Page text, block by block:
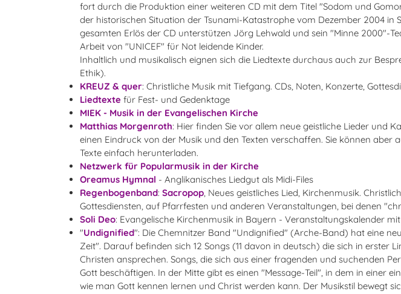
fort durch die Produktion einer weiteren CD mit dem Titel "Sodom und
der historischen Situation der Tsunami-Katastrophe vom Dezember 2004 in
gesamten Erlös der CD unterstützen Jörg Lehwald und sein "Minne 2000"-
Arbeit von "UNICEF" für Not leidende Kinder.
Inhaltlich und musikalisch eignen sich die Liedtexte durchaus auch zur
Ethik).
KREUZ & quer: Christliche Musik mit Tiefgang. CDs, Noten, Konzerte,
Liedtexte für Fest- und Gedenktage
MIEK - Musik in der Evangelischen Kirche
Matthias Morgenroth: Hier finden Sie vor allem neue geistliche Lieder und
einen Eindruck von der Musik und den Texten verschaffen. Sie können
Texte einfach herunterladen.
Netzwerk für Popularmusik in der Kirche
Oreamus Hymnal - Anglikanisches Liedgut als Midi-Files
Regenbogenband: Sacropop, Neues geistliches Lied, Kirchenmusik.
Gottesdiensten, auf Pfarrfesten und anderen Veranstaltungen, bei denen
Soli Deo: Evangelische Kirchenmusik in Bayern - Veranstaltungskalender
"Undignified": Die Chemnitzer Band "Undignified" (Arche-Band) hat eine
Zeit". Darauf befinden sich 12 Songs (11 davon in deutsch) die sich in erster
Christen ansprechen. Songs, die sich aus einer fragenden und suchenden
Gott beschäftigen. In der Mitte gibt es einen "Message-Teil", in dem in einer
wie man Gott kennen lernen und Christ werden kann. Der Musikstil bewegt